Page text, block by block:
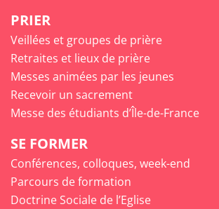
PRIER
Veillées et groupes de prière
Retraites et lieux de prière
Messes animées par les jeunes
Recevoir un sacrement
Messe des étudiants d’Île-de-France
SE FORMER
Conférences, colloques, week-end
Parcours de formation
Doctrine Sociale de l’Eglise